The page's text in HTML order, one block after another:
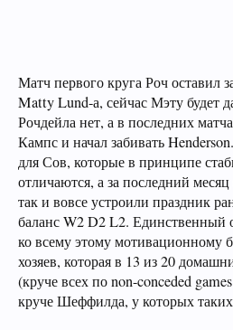
Матч первого круга Роч оставил
Matty Lund-а, сейчас Мэту будет
Рочдейла нет, а в последних
Кампс и начал забивать
для Сов, которые в принципе
отличаются, а за последний
так и вовсе устроили праздник
баланс W2 D2 L2. Единственный
ко всему этому мотивационному
хозяев, которая в 13 из 20
(круче всех по non-conceded
круче Шеффилда, у которых